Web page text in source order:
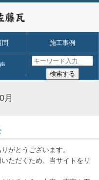
問 施工事例
月
がとうございます。
ただくため、当サイトをリ